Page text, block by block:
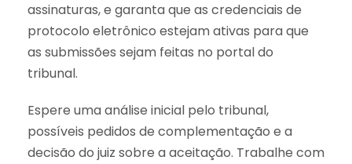
assinaturas, e garanta que as credenciais de
protocolo eletrônico estejam ativas para que
as submissões sejam feitas no portal do
tribunal.
Espere uma análise inicial pelo tribunal,
possíveis pedidos de complementação e a
decisão do juiz sobre a aceitação. Trabalhe com